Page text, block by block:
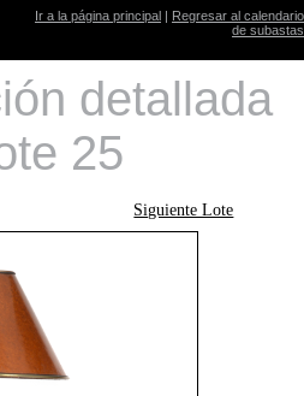
Ir a la página principal | Regresar al calendario
de subastas
detallada
25
Siguiente Lote